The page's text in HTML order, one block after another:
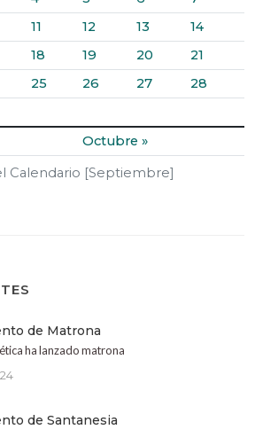
Calendario [Septiembre]
Octubre »
11 12 13
14
18 19 20
21
25 26 27
28
de Matrona
ha lanzado matrona
de Santanesia